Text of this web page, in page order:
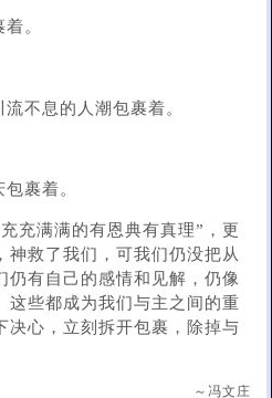
。
不息的人潮包裹着。
裹着。
充满满的有恩典有真理”，更
神救了我们，可我们仍没把从
仍有自己的感情和见解，仍像
这些都成为我们与主之间的重
决心，立刻拆开包裹，除掉与
～冯文庄